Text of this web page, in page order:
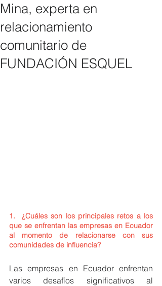
Mina, experta en
relacionamiento
comunitario de
FUNDACIÓN ESQUEL
1. ¿Cuáles son los principales retos a los
que se enfrentan las empresas en Ecuador
al momento de relacionarse con sus
comunidades de influencia?
Las empresas en Ecuador enfrentan
varios desafíos significativos al